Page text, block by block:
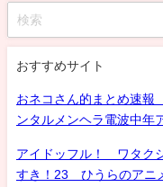
おすすめサイト
おネコさん的まとめ速
ンタルメンヘラ電波中年
アイドッフル！ ワタク
すき！23 ひうらのアニ